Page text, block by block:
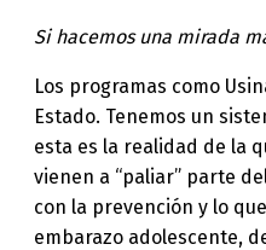
Si hacemos una mirada
Los programas como
Estado. Tenemos un
esta es la realidad de la
vienen a “paliar” parte
con la prevención y lo
embarazo adolescente,